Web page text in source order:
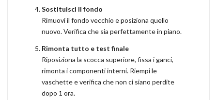
Sostituisci il fondo
Rimuovi il fondo vecchio e posiziona quello
nuovo. Verifica che sia perfettamente in piano.
Rimonta tutto e test finale
Riposiziona la scocca superiore, fissa i ganci,
rimonta i componenti interni. Riempi le
vaschette e verifica che non ci siano perdite
dopo 1 ora.